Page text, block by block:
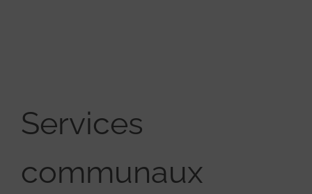
Services
communaux